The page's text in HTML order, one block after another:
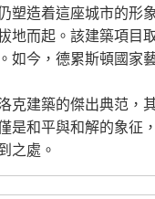
塑造着這座城市的形
地而起。該建築項目
如今，德累斯頓國家
克建築的傑出典范，
是和平與和解的象征
之處。